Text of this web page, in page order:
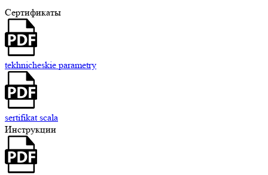
Сертификаты
tekhnicheskie parametry
sertifikat scala
Инструкции